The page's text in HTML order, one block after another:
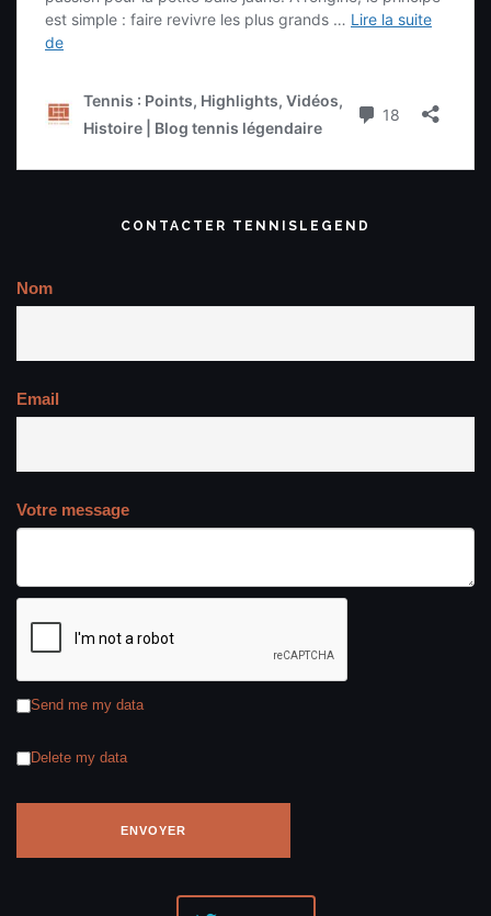
CONTACTER TENNISLEGEND
Nom
Email
Votre message
Send me my data
Delete my data